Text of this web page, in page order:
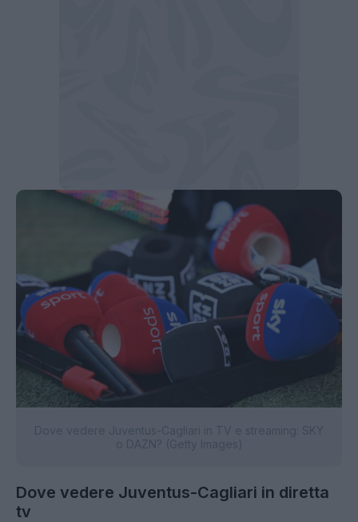
Dove vedere Juventus-Cagliari in diretta
tv